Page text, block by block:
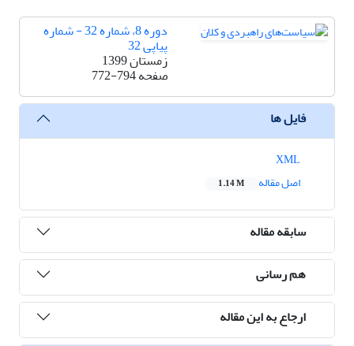
دوره 8، شماره 32 - شماره
پیاپی 32
زمستان 1399
صفحه772-794
فایل ها
اصل مقاله
1.14 M
سابقه مقاله
هم رسانی
ارجاع به این مقاله